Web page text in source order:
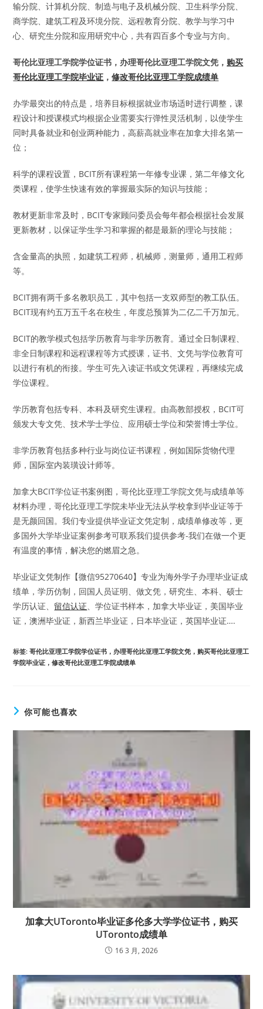
输分院、计算机分院、制造与电子及机械分院、卫生科学分院、
商学院、建筑工程及环境分院、远程教育分院、教学与学习中
心、研究生分院和应用研究中心，共有四百多个专业与方向。
哥伦比亚理工学院学位证书，办理哥伦比亚理工学院文凭， 购买
哥伦比亚理工学院毕业证 ，修改哥伦比亚理工学院成绩单
办学最突出的特点是，培养目标根据就业市场适时进行调整，课
程设计和授课模式均根据企业需要实行弹性灵活机制，以使学生
同时具备就业和创业两种能力，高薪高就业率在加拿大排名第一
位；
科学的课程设置，BCIT所有课程第一年修专业课，第二年修文化
类课程，使学生快速有效的掌握最实际的知识与技能；
教材更新非常及时，BCIT专家顾问委员会每年都会根据社会发展
更新教材，以保证学生学习和掌握的都是最新的理论与技能；
含金量高的执照，如建筑工程师，机械师，测量师，通用工程师
等。
BCIT拥有两千多名教职员工，其中包括一支双师型的教工队伍。
BCIT现有约五万五千名在校生，年度总预算为二亿二千万加元。
BCIT的教学模式包括学历教育与非学历教育。通过全日制课程、
非全日制课程和远程课程等方式授课，证书、文凭与学位教育可
以进行有机的衔接。学生可先入读证书或文凭课程，再继续完成
学位课程。
学历教育包括专科、本科及研究生课程。由高教部授权，BCIT可
颁发大专文凭、技术学士学位、应用硕士学位和荣誉博士学位。
非学历教育包括多种行业与岗位证书课程，例如国际货物代理
师，国际室内装璜设计师等。
加拿大BCIT学位证书案例图，哥伦比亚理工学院文凭与成绩单等
材料办理，哥伦比亚理工学院未毕业无法从学校拿到毕业证等于
是无颜回国。我们专业提供毕业证文凭定制，成绩单修改等，更
多国外大学毕业证案例参考可联系我们提供参考-我们在做一个更
有温度的事情，解决您的燃眉之急。
毕业证文凭制作【微信95270640】专业为海外学子办理毕业证成
绩单，学历仿制，回国人员证明、做文凭，研究生、本科、硕士
学历认证、 留信认证、学位证书样本，加拿大毕业证，美国毕业
证，澳洲毕业证，新西兰毕业证，日本毕业证，英国毕业证….
标签:哥伦比亚理工学院学位证书，办理哥伦比亚理工学院文凭，购买哥伦比亚理工
学院毕业证，修改哥伦比亚理工学院成绩单
你可能也喜欢
加拿大UToronto毕业证多伦多大学学位证书，购买
UToronto成绩单
16 3 月, 2026